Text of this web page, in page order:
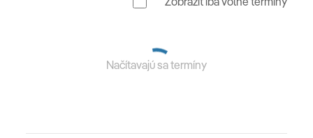
Načítavajú sa termíny